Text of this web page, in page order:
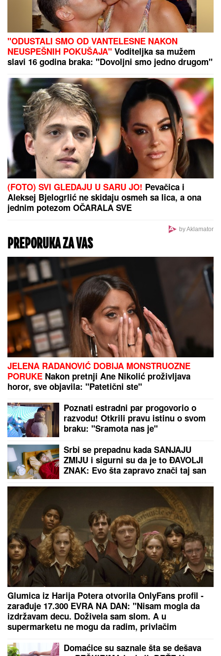
"ODUSTALI SMO OD VANTELESNE NAKON
NEUSPEŠNIH POKUŠAJA" Voditeljka sa mužem
slavi 16 godina braka: "Dovoljni smo jedno drugom"
(FOTO) SVI GLEDAJU U SARU JO! Pevačica i
Aleksej Bjelogrlić ne skidaju osmeh sa lica, a ona
jednim potezom OČARALA SVE
by Aklamator
PREPORUKA ZA VAS
JELENA RADANOVIĆ DOBIJA MONSTRUOZNE
PORUKE Nakon pretnji Ane Nikolić proživljava
horor, sve objavila: "Patetični ste"
Poznati estradni par progovorio o
razvodu! Otkrili pravu istinu o svom
braku: "Sramota nas je"
Srbi se prepadnu kada SANJAJU
ZMIJU i sigurni su da je to ĐAVOLJI
ZNAK: Evo šta zapravo znači taj san
Glumica iz Harija Potera otvorila OnlyFans profil -
zarađuje 17.300 EVRA NA DAN: "Nisam mogla da
izdržavam decu. Doživela sam slom. A u
supermarketu ne mogu da radim, privlačim
Domaćice su saznale šta se dešava